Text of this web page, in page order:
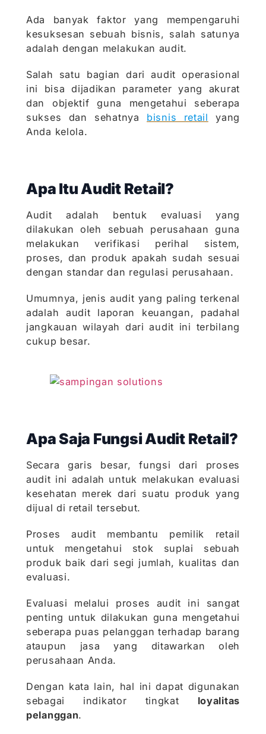
Ada banyak faktor yang mempengaruhi
kesuksesan sebuah bisnis, salah satunya
adalah dengan melakukan audit.
Salah satu bagian dari audit operasional
ini bisa dijadikan parameter yang akurat
dan objektif guna mengetahui seberapa
sukses dan sehatnya bisnis retail yang
Anda kelola.
Apa Itu Audit Retail?
Audit adalah bentuk evaluasi yang
dilakukan oleh sebuah perusahaan guna
melakukan verifikasi perihal sistem,
proses, dan produk apakah sudah sesuai
dengan standar dan regulasi perusahaan.
Umumnya, jenis audit yang paling terkenal
adalah audit laporan keuangan, padahal
jangkauan wilayah dari audit ini terbilang
cukup besar.
Apa Saja Fungsi Audit Retail?
Secara garis besar, fungsi dari proses
audit ini adalah untuk melakukan evaluasi
kesehatan merek dari suatu produk yang
dijual di retail tersebut.
Proses audit membantu pemilik retail
untuk mengetahui stok suplai sebuah
produk baik dari segi jumlah, kualitas dan
evaluasi.
Evaluasi melalui proses audit ini sangat
penting untuk dilakukan guna mengetahui
seberapa puas pelanggan terhadap barang
ataupun jasa yang ditawarkan oleh
perusahaan Anda.
Dengan kata lain, hal ini dapat digunakan
sebagai indikator tingkat loyalitas
pelanggan.